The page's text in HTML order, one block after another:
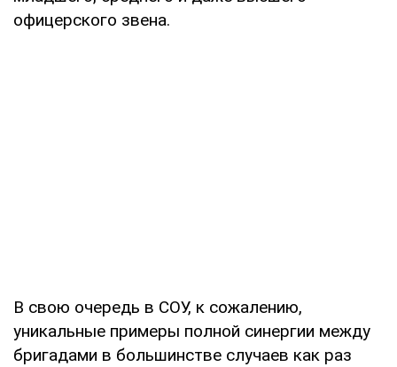
офицерского звена.
В свою очередь в СОУ, к сожалению,
уникальные примеры полной синергии между
бригадами в большинстве случаев как раз